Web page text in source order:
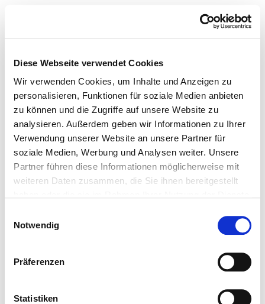
Diese Webseite verwendet Cookies
Wir verwenden Cookies, um Inhalte und Anzeigen zu
personalisieren, Funktionen für soziale Medien anbieten
zu können und die Zugriffe auf unsere Website zu
analysieren. Außerdem geben wir Informationen zu Ihrer
Verwendung unserer Website an unsere Partner für
soziale Medien, Werbung und Analysen weiter. Unsere
Partner führen diese Informationen möglicherweise mit
weiteren Daten zusammen, die Sie ihnen bereitgestellt
Notwendig
Präferenzen
Statistiken